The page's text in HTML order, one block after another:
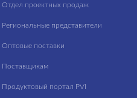
Отдел проектных продаж
Региональные представители
Оптовые поставки
Поставщикам
Продуктовый портал PVI